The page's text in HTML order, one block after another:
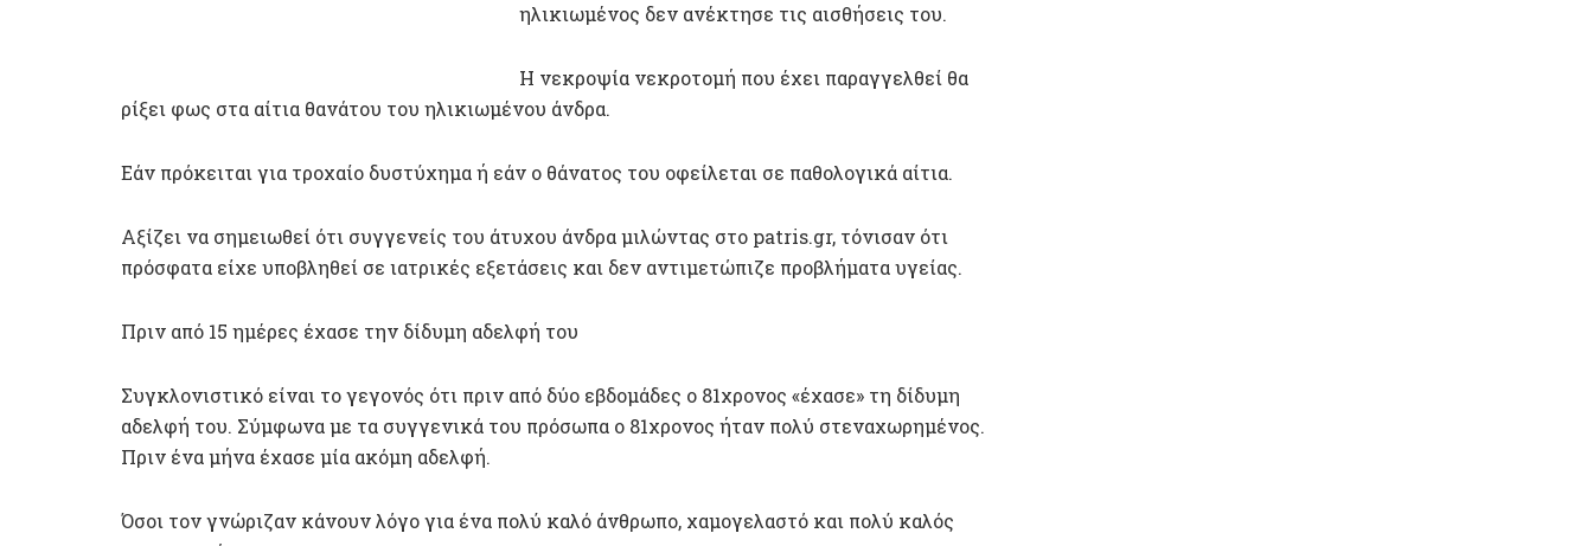
ηλικιωμένος δεν ανέκτησε τις αισθήσεις του.
Η νεκροψία νεκροτομή που έχει παραγγελθεί θα
ρίξει φως στα αίτια θανάτου του ηλικιωμένου άνδρα.
Εάν πρόκειται για τροχαίο δυστύχημα ή εάν ο θάνατος του οφείλεται σε παθολογικά αίτια.
Αξίζει να σημειωθεί ότι συγγενείς του άτυχου άνδρα μιλώντας στο patris.gr, τόνισαν ότι
πρόσφατα είχε υποβληθεί σε ιατρικές εξετάσεις και δεν αντιμετώπιζε προβλήματα υγείας.
Πριν από 15 ημέρες έχασε την δίδυμη αδελφή του
Συγκλονιστικό είναι το γεγονός ότι πριν από δύο εβδομάδες ο 81χρονος «έχασε» τη δίδυμη
αδελφή του. Σύμφωνα με τα συγγενικά του πρόσωπα ο 81χρονος ήταν πολύ στεναχωρημένος.
Πριν ένα μήνα έχασε μία ακόμη αδελφή.
Όσοι τον γνώριζαν κάνουν λόγο για ένα πολύ καλό άνθρωπο, χαμογελαστό και πολύ καλός